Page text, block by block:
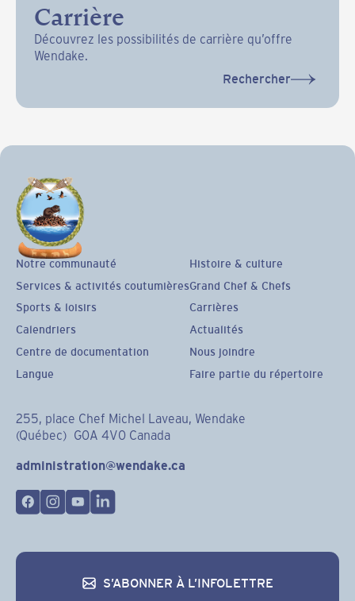
Carrière
Découvrez les possibilités de carrière qu’offre
Wendake.
Rechercher
255, place Chef Michel Laveau, Wendake
(Québec) G0A 4V0 Canada
administration@wendake.ca
Notre communauté
Services & activités coutumières
Sports & loisirs
Calendriers
Centre de documentation
Langue
Histoire & culture
Grand Chef & Chefs
Carrières
Actualités
Nous joindre
Faire partie du répertoire
S’ABONNER À L’INFOLETTRE
S’abonner à l’infolettre